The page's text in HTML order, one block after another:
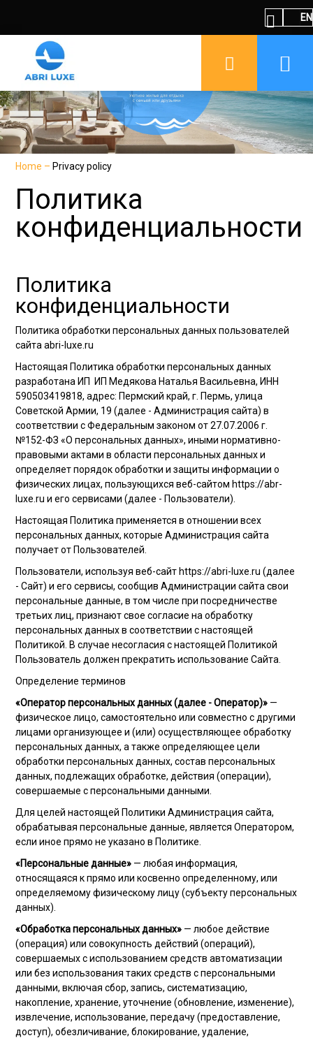
EN
Home – Privacy policy
Политика
конфиденциальности
Политика
конфиденциальности
Политика обработки персональных данных пользователей
сайта abri-luxe.ru
Настоящая Политика обработки персональных данных
разработана ИП ИП Медякова Наталья Васильевна, ИНН
590503419818, адрес: Пермский край, г. Пермь, улица
Советской Армии, 19 (далее - Администрация сайта) в
соответствии с Федеральным законом от 27.07.2006 г.
№152-ФЗ «О персональных данных», иными нормативно-
правовыми актами в области персональных данных и
определяет порядок обработки и защиты информации о
физических лицах, пользующихся веб-сайтом https://abr-
luxe.ru и его сервисами (далее - Пользователи).
Настоящая Политика применяется в отношении всех
персональных данных, которые Администрация сайта
получает от Пользователей.
Пользователи, используя веб-сайт https://abri-luxe.ru (далее
- Сайт) и его сервисы, сообщив Администрации сайта свои
персональные данные, в том числе при посредничестве
третьих лиц, признают свое согласие на обработку
персональных данных в соответствии с настоящей
Политикой. В случае несогласия с настоящей Политикой
Пользователь должен прекратить использование Сайта.
Определение терминов
«Оператор персональных данных (далее - Оператор)» —
физическое лицо, самостоятельно или совместно с другими
лицами организующее и (или) осуществляющее обработку
персональных данных, а также определяющее цели
обработки персональных данных, состав персональных
данных, подлежащих обработке, действия (операции),
совершаемые с персональными данными.
Для целей настоящей Политики Администрация сайта,
обрабатывая персональные данные, является Оператором,
если иное прямо не указано в Политике.
«Персональные данные» — любая информация,
относящаяся к прямо или косвенно определенному, или
определяемому физическому лицу (субъекту персональных
данных).
«Обработка персональных данных» — любое действие
(операция) или совокупность действий (операций),
совершаемых с использованием средств автоматизации
или без использования таких средств с персональными
данными, включая сбор, запись, систематизацию,
накопление, хранение, уточнение (обновление, изменение),
извлечение, использование, передачу (предоставление,
доступ), обезличивание, блокирование, удаление,